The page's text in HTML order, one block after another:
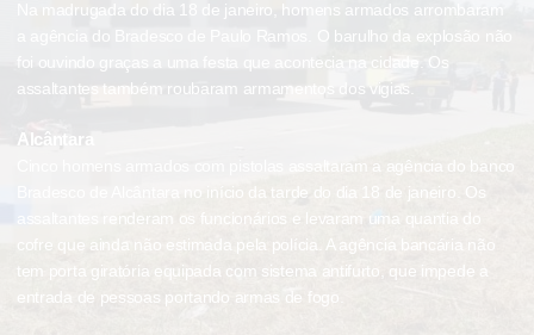
Na madrugada do dia 18 de janeiro, homens armados arrombaram
a agência do Bradesco de Paulo Ramos. O barulho da explosão não
foi ouvindo graças a uma festa que acontecia na cidade. Os
assaltantes também roubaram armamentos dos vigias.
Alcântara
Cinco homens armados com pistolas assaltaram a agência do banco
Bradesco de Alcântara no início da tarde do dia 18 de janeiro. Os
assaltantes renderam os funcionários e levaram uma quantia do
cofre que ainda não estimada pela polícia. A agência bancária não
tem porta giratória equipada com sistema antifurto, que impede a
entrada de pessoas portando armas de fogo.